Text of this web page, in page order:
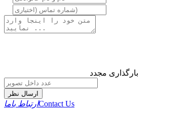
بارگذاری مجدد
ارسال نظر
ارتباط باماContact Us